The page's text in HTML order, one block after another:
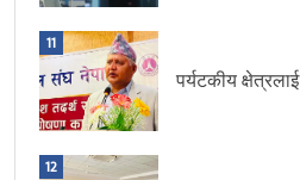
11
पर्यटकीय
12